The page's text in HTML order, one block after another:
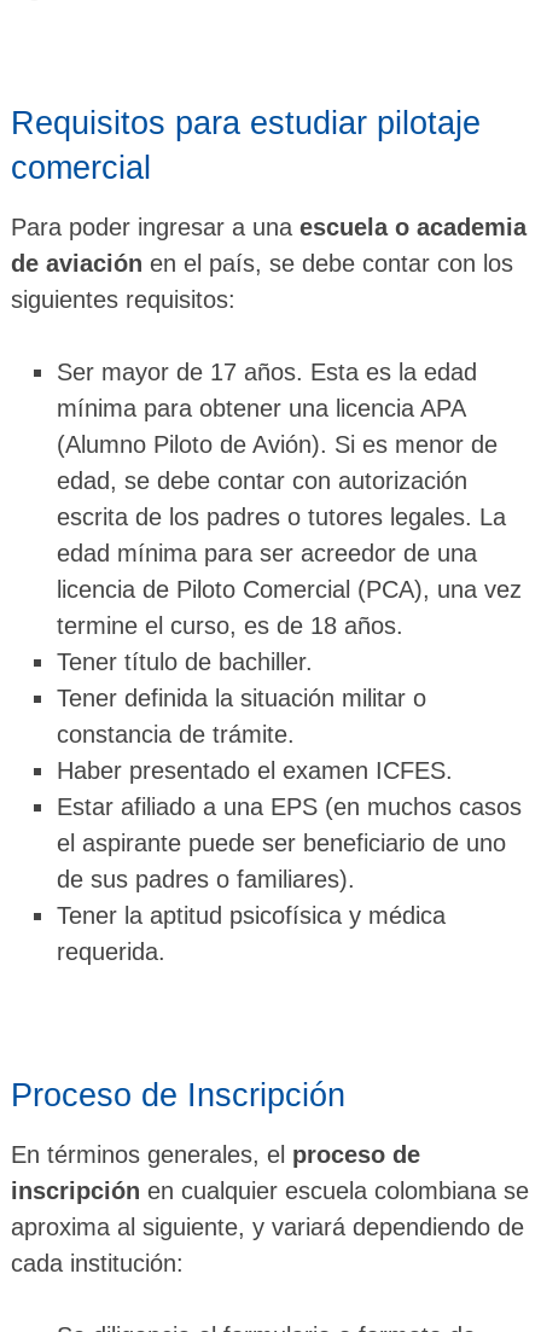
Requisitos para estudiar pilotaje
comercial
Para poder ingresar a una escuela o academia
de aviación en el país, se debe contar con los
siguientes requisitos:
Ser mayor de 17 años. Esta es la edad
mínima para obtener una licencia APA
(Alumno Piloto de Avión). Si es menor de
edad, se debe contar con autorización
escrita de los padres o tutores legales. La
edad mínima para ser acreedor de una
licencia de Piloto Comercial (PCA), una vez
termine el curso, es de 18 años.
Tener título de bachiller.
Tener definida la situación militar o
constancia de trámite.
Haber presentado el examen ICFES.
Estar afiliado a una EPS (en muchos casos
el aspirante puede ser beneficiario de uno
de sus padres o familiares).
Tener la aptitud psicofísica y médica
requerida.
Proceso de Inscripción
En términos generales, el proceso de
inscripción en cualquier escuela colombiana se
aproxima al siguiente, y variará dependiendo de
cada institución: